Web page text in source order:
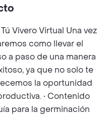
Vivero Virtual Una vez
como llevar el
a paso de una manera
ya que no solo te
la oportunidad
• Contenido
para la germinación